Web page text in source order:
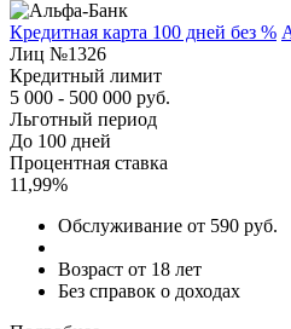
Кредитная карта 100 дней без %
Лиц №1326
Кредитный лимит
5 000 - 500 000 руб.
Льготный период
До 100 дней
Процентная ставка
11,99%
Обслуживание от 590 руб.
Возраст от 18 лет
Без справок о доходах